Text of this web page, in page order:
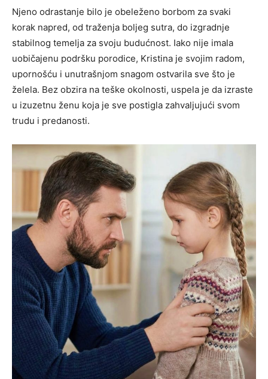
Njeno odrastanje bilo je obeleženo borbom za svaki
korak napred, od traženja boljeg sutra, do izgradnje
stabilnog temelja za svoju budućnost. Iako nije imala
uobičajenu podršku porodice, Kristina je svojim radom,
upornošću i unutrašnjom snagom ostvarila sve što je
želela. Bez obzira na teške okolnosti, uspela je da izraste
u izuzetnu ženu koja je sve postigla zahvaljujući svom
trudu i predanosti.